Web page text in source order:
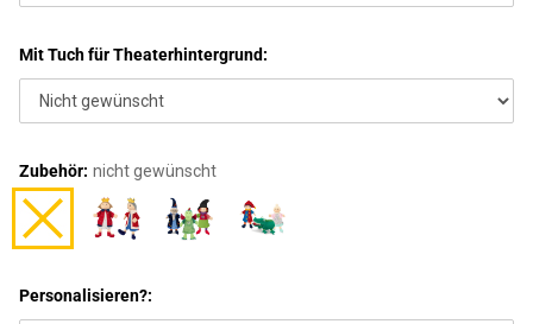
Mit Tuch für Theaterhintergrund:
Zubehör: nicht gewünscht
Personalisieren?: